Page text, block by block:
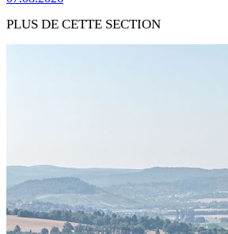
PLUS DE CETTE SECTION